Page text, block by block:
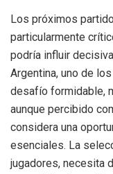
Los próximos
particularmente
podría influir
Argentina, uno de
desafío formidable,
aunque percibido
considera una
esenciales. La
jugadores, necesita